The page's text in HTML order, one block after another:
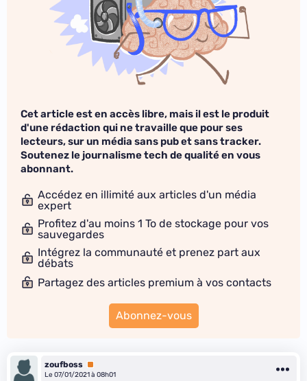
Cet article est en accès libre, mais il est le produit
d'une rédaction qui ne travaille que pour ses
lecteurs, sur un média sans pub et sans tracker.
Soutenez le journalisme tech de qualité en vous
abonnant.
Accédez en illimité aux articles d'un média
expert
Profitez d'au moins 1 To de stockage pour vos
sauvegardes
Intégrez la communauté et prenez part aux
débats
Partagez des articles premium à vos contacts
Abonnez-vous
zoufboss Premium
Le 07/01/2021 à 08h01